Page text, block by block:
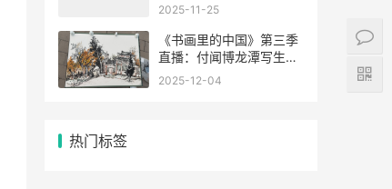
《世界 / 青年》live 解锁
2025-11-25
《书画里的中国》第三季
直播：付闻博龙潭写生，
笔墨凝住秋日清韵
2025-12-04
热门标签